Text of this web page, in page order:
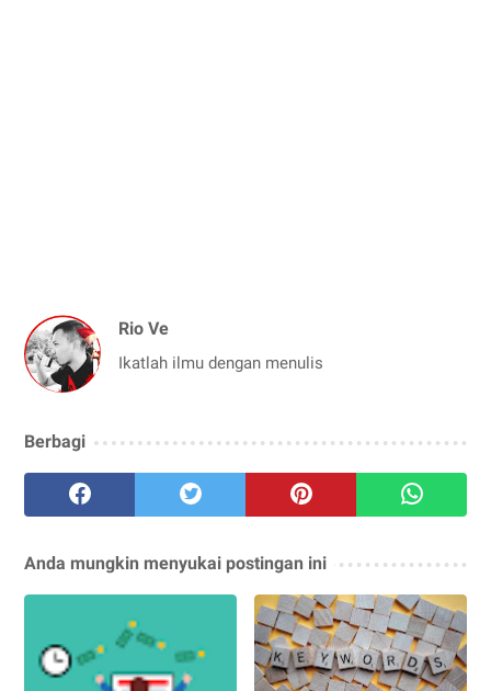
Rio Ve
Ikatlah ilmu dengan menulis
Berbagi
Anda mungkin menyukai postingan ini